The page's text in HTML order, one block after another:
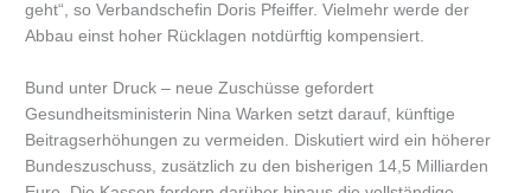
geht“, so Verbandschefin Doris Pfeiffer. Vielmehr werde der
Abbau einst hoher Rücklagen notdürftig kompensiert.
Bund unter Druck – neue Zuschüsse gefordert
Gesundheitsministerin Nina Warken setzt darauf, künftige
Beitragserhöhungen zu vermeiden. Diskutiert wird ein höherer
Bundeszuschuss, zusätzlich zu den bisherigen 14,5 Milliarden